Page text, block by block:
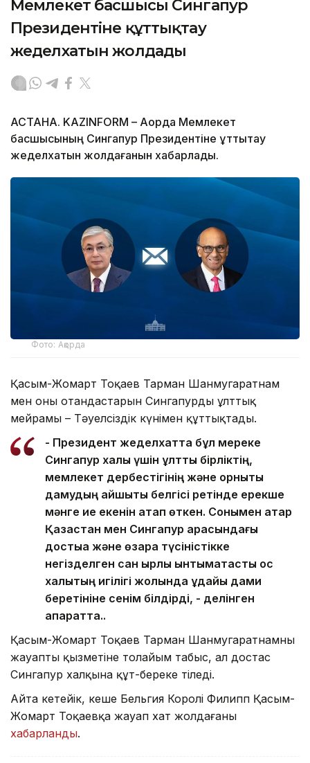
Мемлекет басшысы Сингапур
Президентіне құттықтау
жеделхатын жолдады
АСТАНА. KAZINFORM – Ақорда Мемлекет
басшысының Сингапур Президентіне құттықтау
жеделхатын жолдағанын хабарлады.
Фото: Ақорда
Қасым-Жомарт Тоқаев Тарман Шанмугаратнам
мен оның отандастарын Сингапурдың ұлттық
мейрамы – Тәуелсіздік күнімен құттықтады.
- Президент жеделхатта бұл мереке
Сингапур халқы үшін ұлттық бірліктің,
мемлекет дербестігінің және орнықты
дамудың айшықты белгісі ретінде ерекше
мәнге ие екенін атап өткен. Сонымен қатар
Қазақстан мен Сингапур арасындағы
достыққа және өзара түсіністікке
негізделген сан қырлы ынтымақтастық қос
халықтың игілігі жолында ұдайы дами
беретініне сенім білдірді, - делінген
ақпаратта..
Қасым-Жомарт Тоқаев Тарман Шанмугаратнамның
жауапты қызметіне толайым табыс, ал достас
Сингапур халқына құт-береке тіледі.
Айта кетейік, кеше Бельгия Королі Филипп Қасым-
Жомарт Тоқаевқа жауап хат жолдағаны
хабарланды.